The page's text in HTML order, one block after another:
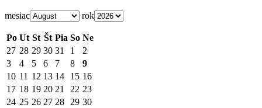
mesiac rok
Po Ut St Št Pia So Ne
27 28 29 30 31 1
2
3
4 5 6 7 8
9
10 11 12 13 14 15 16
17 18 19 20 21 22 23
24 25 26 27 28 29 30